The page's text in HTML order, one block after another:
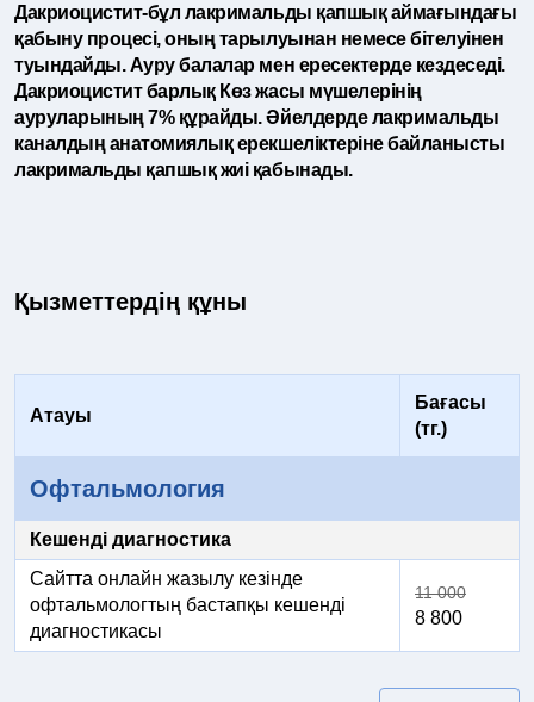
Дакриоцистит-бұл лакримальды қапшық аймағындағы
қабыну процесі, оның тарылуынан немесе бітелуінен
туындайды. Ауру балалар мен ересектерде кездеседі.
Дакриоцистит барлық Көз жасы мүшелерінің
ауруларының 7% құрайды. Әйелдерде лакримальды
каналдың анатомиялық ерекшеліктеріне байланысты
лакримальды қапшық жиі қабынады.
Қызметтердің құны
Атауы
Бағасы
(тг.)
Офтальмология
Кешенді диагностика
Сайтта онлайн жазылу кезінде
офтальмологтың бастапқы кешенді
диагностикасы
11 000
8 800